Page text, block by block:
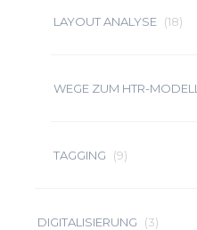
LAYOUT ANALYSE (18)
WEGE ZUM HTR-MODELL
TAGGING (9)
DIGITALISIERUNG (3)